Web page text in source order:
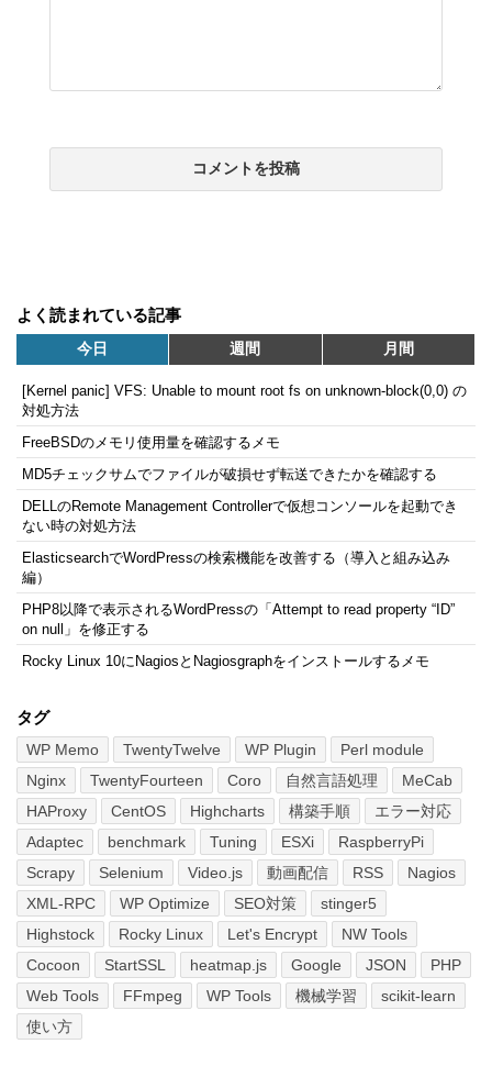
よく読まれている記事
今日 週間 月間
[Kernel panic] VFS: Unable to mount root fs on unknown-block(0,0) の
対処方法
FreeBSDのメモリ使用量を確認するメモ
MD5チェックサムでファイルが破損せず転送できたかを確認する
DELLのRemote Management Controllerで仮想コンソールを起動でき
ない時の対処方法
ElasticsearchでWordPressの検索機能を改善する（導入と組み込み
編）
PHP8以降で表示されるWordPressの「Attempt to read property “ID”
on null」を修正する
Rocky Linux 10にNagiosとNagiosgraphをインストールするメモ
タグ
WP Memo TwentyTwelve WP Plugin
Perl module
Nginx
TwentyFourteen Coro 自然言語処理
MeCab
HAProxy
CentOS Highcharts 構築手順
エラー対応
Adaptec
benchmark Tuning ESXi
RaspberryPi
Scrapy
Selenium Video.js 動画配信 RSS
Nagios
XML-RPC
WP Optimize SEO対策
stinger5
Highstock
Rocky Linux Let's Encrypt
NW Tools
Cocoon
StartSSL heatmap.js Google JSON
PHP
Web Tools
FFmpeg WP Tools 機械学習
scikit-learn
使い方